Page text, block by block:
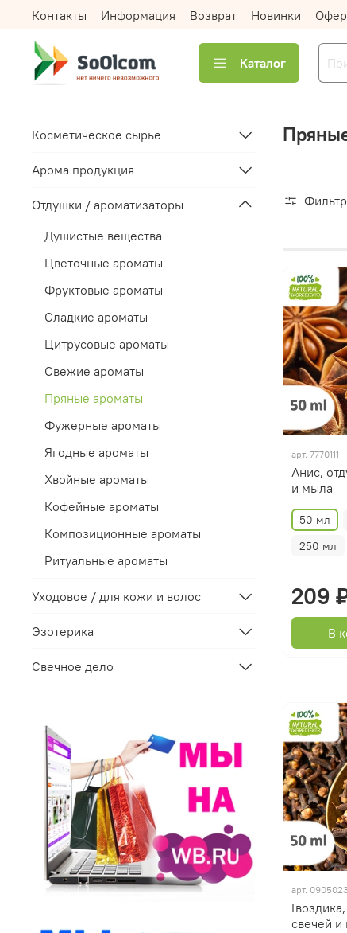
Контакты Информация Возврат Новинки
Каталог
арт. 7770111
Анис,
и мыла
50 мл
250 мл
209
В
арт.
свечей
Косметическое сырье
Арома продукция
Отдушки / ароматизаторы
Душистые вещества
Цветочные ароматы
Фруктовые ароматы
Сладкие ароматы
Цитрусовые ароматы
Свежие ароматы
Пряные ароматы
Фужерные ароматы
Ягодные ароматы
Хвойные ароматы
Кофейные ароматы
Композиционные ароматы
Ритуальные ароматы
Уходовое / для кожи и волос
Эзотерика
Свечное дело